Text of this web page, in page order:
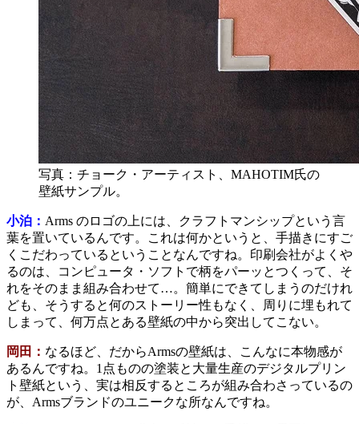
写真：チョーク・アーティスト、MAHOTIM氏の
壁紙サンプル。
小泊： Arms のロゴの上には、クラフトマンシップという言
葉を置いているんです。これは何かというと、手描きにすご
くこだわっているということなんですね。印刷会社がよくや
るのは、コンピュータ・ソフトで柄をパーッとつくって、そ
れをそのまま組み合わせて…。簡単にできてしまうのだけれ
ども、そうすると何のストーリー性もなく、周りに埋もれて
しまって、何万点とある壁紙の中から突出してこない。
岡田： なるほど、だからArmsの壁紙は、こんなに本物感が
あるんですね。1点ものの塗装と大量生産のデジタルプリン
ト壁紙という、実は相反するところが組み合わさっているの
が、Armsブランドのユニークな所なんですね。